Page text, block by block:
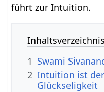
führt zur Intuition.
Inhaltsverzeichnis
1 Swami
2 Intuition ist
Glückseligkeit